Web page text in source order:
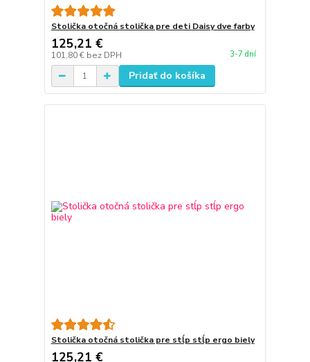
Stolička otočná stolička pre deti Daisy dve farby
125,21 €
101,80 € bez DPH 3-7 dní
Pridať do košíka
Stolička otočná stolička pre stĺp stĺp ergo biely
125,21 €